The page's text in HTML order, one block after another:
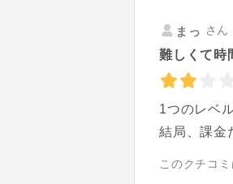
まっ さ
難しくて時
1つのレベ
結局、課金
このクチコ